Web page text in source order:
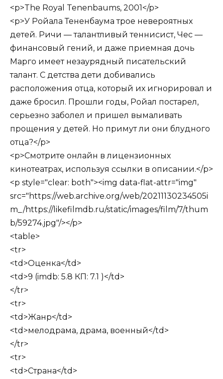
<p>The Royal Tenenbaums, 2001</p>
<p>У Ройала Тененбаума трое невероятных
детей. Ричи — талантливый теннисист, Чес —
финансовый гений, и даже приемная дочь
Марго имеет незаурядный писательский
талант. С детства дети добивались
расположения отца, который их игнорировал и
даже бросил. Прошли годы, Ройал постарел,
серьезно заболел и пришел вымаливать
прощения у детей. Но примут ли они блудного
отца?</p>
<p>Смотрите онлайн в лицензионных
кинотеатрах, используя ссылки в описании.</p>
<p style="clear: both"><img data-flat-attr="img"
src="https://web.archive.org/web/20211130234505i
m_/https://likefilmdb.ru/static/images/film/7/thum
b/59274.jpg"/></p>
<table>
<tr>
<td>Оценка</td>
<td>9 (imdb: 5.8 КП: 7.1 )</td>
</tr>
<tr>
<td>Жанр</td>
<td>мелодрама, драма, военный</td>
</tr>
<tr>
<td>Страна</td>